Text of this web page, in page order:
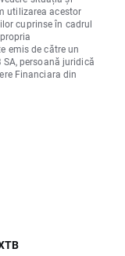
utilizarea acestor
cuprinse în cadrul
emis de către un
persoană juridică
Financiara din